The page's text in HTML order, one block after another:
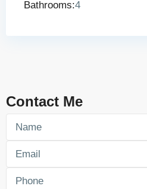
Bathrooms:4
Contact Me